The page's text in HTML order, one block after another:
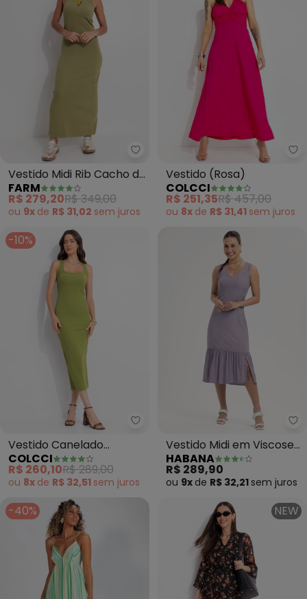
Farm - Vestido Midi Rib Cacho
Vestido Midi Rib Cacho de
Banana (Verde)
FARM
R$ 279,20R$ 349,00
ou 9x de R$ 31,02 sem juros
Vestido (Rosa)
COLCCI
R$ 251,35R$ 457,00
ou 8x de R$ 31,41 sem juros
-10%
Colcci - Vestido Canelado
Vestido Canelado
(Verde)
COLCCI
R$ 260,10R$ 289,00
ou 8x de R$ 32,51 sem juros
Vestido Midi em Viscose
(Roxo)
HABANA
R$ 289,90
ou 9x de R$ 32,21 sem juros
-40% NEW